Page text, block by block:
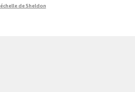
échelle de Sheldon